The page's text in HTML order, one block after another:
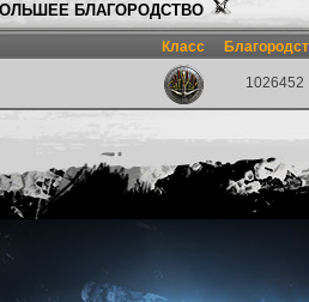
БЛАГОРОДСТВО
Класс
1026452